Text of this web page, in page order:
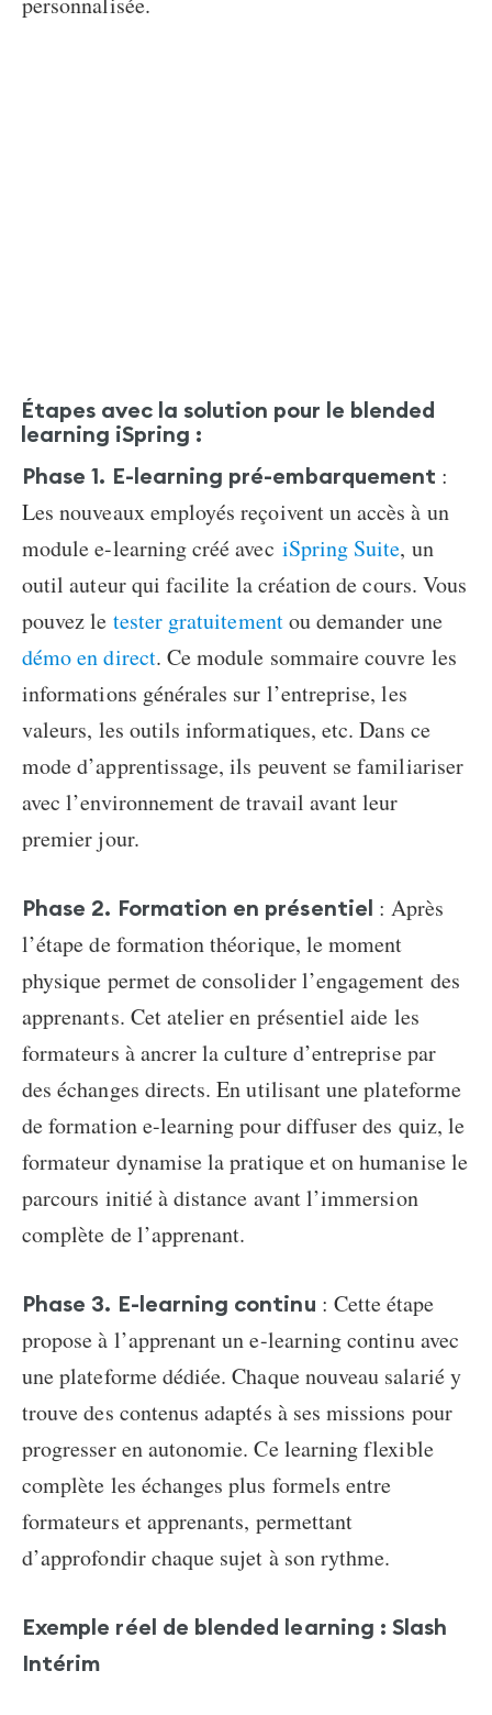
Étapes avec la solution pour le blended
learning iSpring :
Phase 1. E-learning pré-embarquement :
Les nouveaux employés reçoivent un accès à un
module e-learning créé avec iSpring Suite, un
outil auteur qui facilite la création de cours. Vous
pouvez le tester gratuitementou demander une
démo en direct. Ce module sommaire couvre les
informations générales sur l’entreprise, les
valeurs, les outils informatiques, etc. Dans ce
mode d’apprentissage, ils peuvent se familiariser
avec l’environnement de travail avant leur
premier jour.
Phase 2. Formation en présentiel :Après
l’étape de formation théorique, le moment
physique permet de consolider l’engagement des
apprenants. Cet atelier en présentiel aide les
formateurs à ancrer la culture d’entreprise par
des échanges directs. En utilisant une plateforme
de formation e-learning pour diffuser des quiz, le
formateur dynamise la pratique et on humanise le
parcours initié à distance avant l’immersion
complète de l’apprenant.
Phase 3. E-learning continu : Cette étape
propose à l’apprenant un e-learning continu avec
une plateforme dédiée. Chaque nouveau salarié y
trouve des contenus adaptés à ses missions pour
progresser en autonomie. Ce learning flexible
complète les échanges plus formels entre
formateurs et apprenants, permettant
d’approfondir chaque sujet à son rythme.
Exemple réel de blended learning : Slash
Intérim